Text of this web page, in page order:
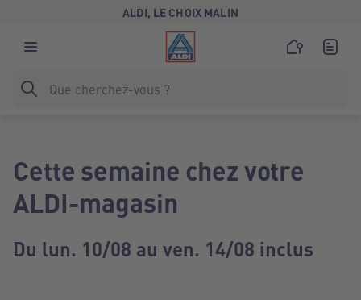
ALDI, LE CHOIX MALIN
Cette semaine chez votre
ALDI-magasin
Du lun. 10/08 au ven. 14/08 inclus